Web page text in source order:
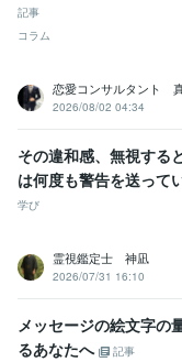
記事
コラム
恋愛コンサルタント
2026/08/02 04:34
その違和感、無視する
は何度も警告を送って
学び
霊視鑑定士 神凪
2026/07/31 16:10
メッセージの絵文字の
るあなたへ
記事